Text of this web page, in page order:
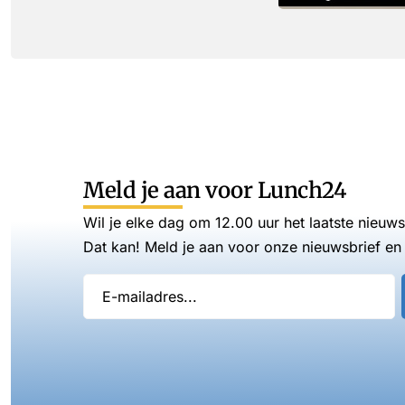
Meld je aan voor Lunch24
Wil je elke dag om 12.00 uur het laatste
Dat kan! Meld je aan voor onze nieuwsbrief